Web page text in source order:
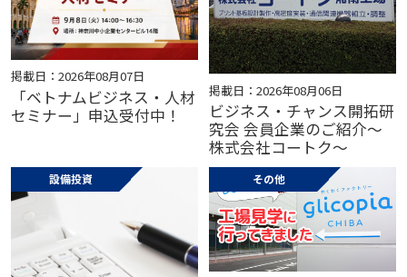
掲載日：2026年08月07日
「ベトナムビジネス・人材
セミナー」申込受付中！
掲載日：2026年08月06日
ビジネス・チャンス開拓研
究会 会員企業のご紹介～
株式会社コートク～
設備投資 その他